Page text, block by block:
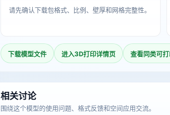
请先确认下载包格式、比例、壁厚和网格完整性。
下载模型文件 进入3D打印详情页 查看同类可
相关讨论
围绕这个模型的使用问题、格式反馈和空间应用交流。